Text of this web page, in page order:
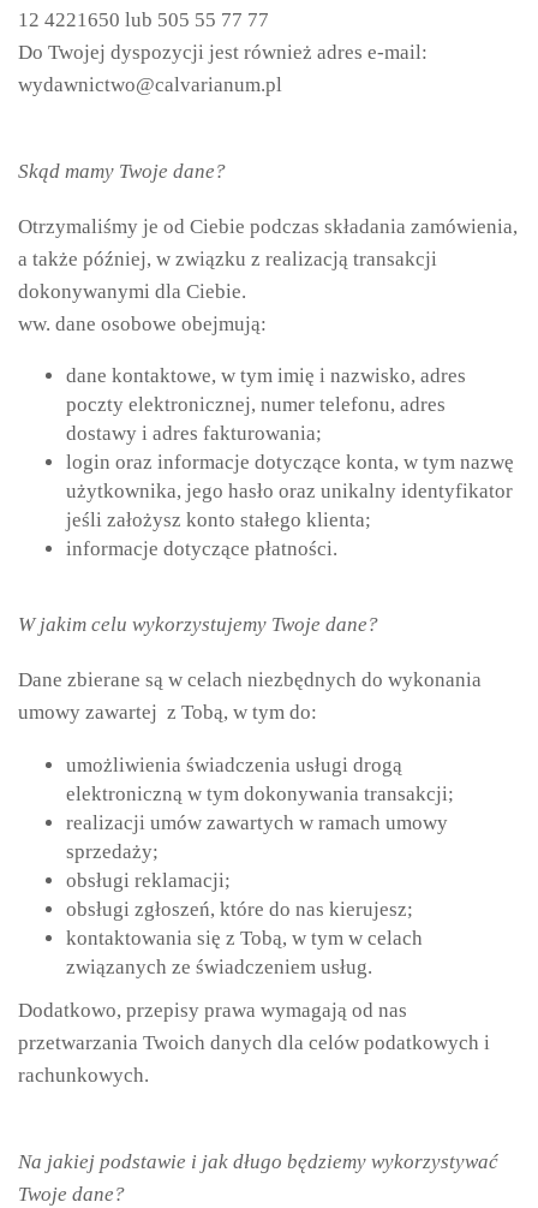
12 4221650 lub 505 55 77 77
Do Twojej dyspozycji jest również adres e-mail:
wydawnictwo@calvarianum.pl
Skąd mamy Twoje dane?
Otrzymaliśmy je od Ciebie podczas składania zamówienia,
a także później, w związku z realizacją transakcji
dokonywanymi dla Ciebie.
ww. dane osobowe obejmują:
dane kontaktowe, w tym imię i nazwisko, adres
poczty elektronicznej, numer telefonu, adres
dostawy i adres fakturowania;
login oraz informacje dotyczące konta, w tym nazwę
użytkownika, jego hasło oraz unikalny identyfikator
jeśli założysz konto stałego klienta;
informacje dotyczące płatności.
W jakim celu wykorzystujemy Twoje dane?
Dane zbierane są w celach niezbędnych do wykonania
umowy zawartej z Tobą, w tym do:
umożliwienia świadczenia usługi drogą
elektroniczną w tym dokonywania transakcji;
realizacji umów zawartych w ramach umowy
sprzedaży;
obsługi reklamacji;
obsługi zgłoszeń, które do nas kierujesz;
kontaktowania się z Tobą, w tym w celach
związanych ze świadczeniem usług.
Dodatkowo, przepisy prawa wymagają od nas
przetwarzania Twoich danych dla celów podatkowych i
rachunkowych.
Na jakiej podstawie i jak długo będziemy wykorzystywać
Twoje dane?